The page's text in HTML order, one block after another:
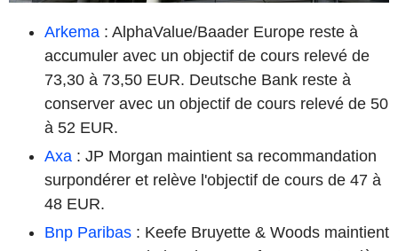
Arkema : AlphaValue/Baader Europe reste à
accumuler avec un objectif de cours relevé de
73,30 à 73,50 EUR. Deutsche Bank reste à
conserver avec un objectif de cours relevé de 50
à 52 EUR.
Axa : JP Morgan maintient sa recommandation
surpondérer et relève l'objectif de cours de 47 à
48 EUR.
Bnp Paribas : Keefe Bruyette & Woods maintient